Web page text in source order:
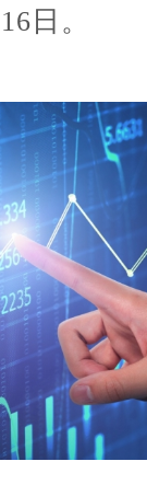
日。